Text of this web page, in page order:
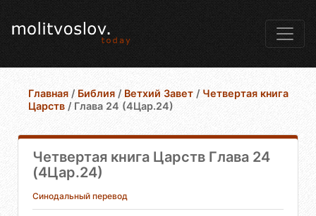
Главная / Библия / Ветхий Завет / Четвертая книга
Царств / Глава 24 (4Цар.24)
Четвертая книга Царств Глава 24
(4Цар.24)
Синодальный перевод